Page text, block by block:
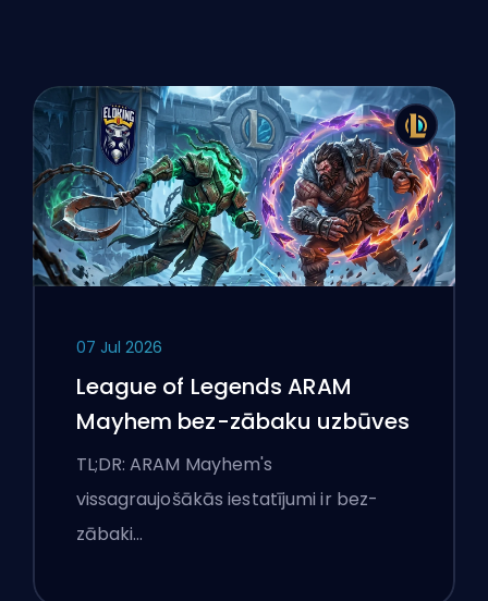
07 Jul 2026
League of Legends ARAM
Mayhem bez-zābaku uzbūves
TL;DR: ARAM Mayhem's
vissagraujošākās iestatījumi ir bez-
zābaki…